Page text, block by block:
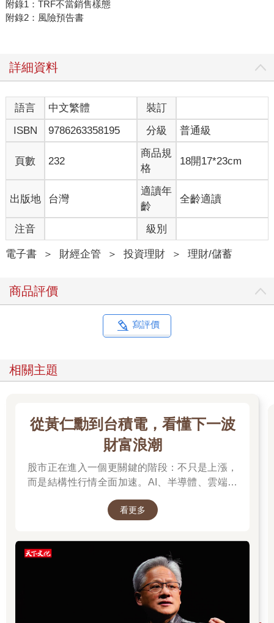
附錄1：TRF不當銷售樣態
附錄2：風險預告書
詳細資料
語言 中文繁體
裝訂
ISBN
9786263358195 分級 普通級
頁數 232
商品規
格
18開17*23cm
出版地 台灣
適讀年
齡
全齡適讀
注音 級別
電子書 ＞ 財經企管 ＞ 投資理財 ＞ 理財/儲蓄
商品評價
寫評價
相關主題
從黃仁勳到台積電，看懂下一波
財富浪潮
股市正在進入一個更關鍵的階段：不只是上漲，
而是結構性行情全面加速。AI、半導體、雲端運
動全球科技基礎建設持續升級。尤其台灣憑藉晶
潮的關鍵樞紐上。而在這場浪潮中，有一個名字
你不得不認識：黃仁勳（NVIDIA），他正在定義
AI算力時代的規則，而台積電則是全球晶片製造
的核心引擎。從AI晶片、資料中心到記憶體與伺
服器，整條產業鏈正在被重新定價，帶動企業獲
利與出口預期同步上修。這不只是股市行情，而
看更多